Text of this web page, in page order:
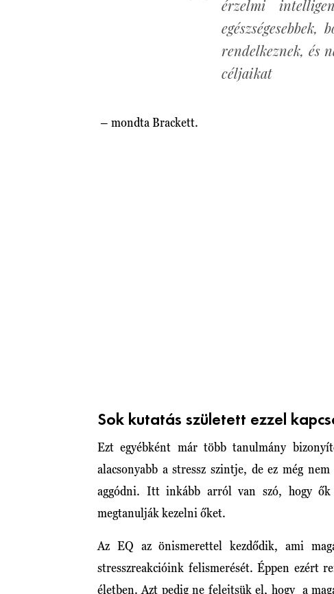
érzelmi
rendelkeznek, és
céljaikat
– mondta Brackett.
Sok kutatás született ezzel
Ezt egyébként már több tanulmány
alacsonyabb a stressz szintje, de ez még
aggódni. Itt inkább arról van szó, hogy ők
megtanulják kezelni őket.
Az EQ az önismerettel kezdődik, ami
stresszreakcióink felismerését. Éppen ezért
életben. Azt pedig ne felejtsük el, hogy a